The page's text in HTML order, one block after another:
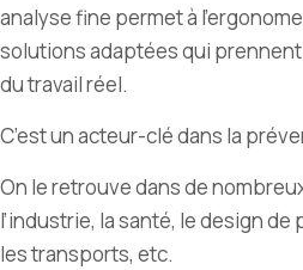
analyse fine permet à
solutions adaptées qui
du travail réel.
C’est un acteur-clé dans la
On le retrouve dans de
l’industrie, la santé, le design de
les transports, etc.